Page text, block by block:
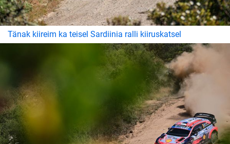
Tänak kiireim ka teisel Sardiinia ralli kiiruskatsel